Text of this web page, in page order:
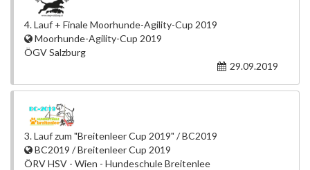
4. Lauf + Finale Moorhunde-Agility-Cup 2019
Moorhunde-Agility-Cup 2019
ÖGV Salzburg
29.09.2019
3. Lauf zum "Breitenleer Cup 2019" / BC2019
BC2019 / Breitenleer Cup 2019
ÖRV HSV - Wien - Hundeschule Breitenlee